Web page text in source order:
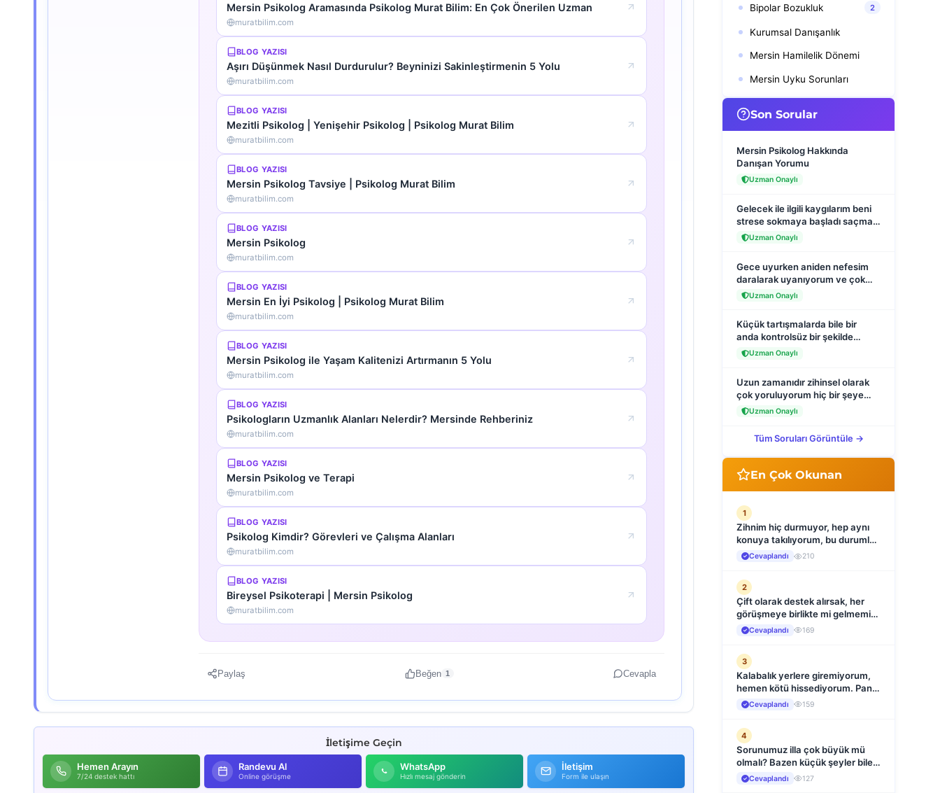
Mersin Psikolog Aramasında Psikolog Murat Bilim: En Çok Önerilen Uzman
muratbilim.com
BLOG YAZISI
Aşırı Düşünmek Nasıl Durdurulur? Beyninizi Sakinleştirmenin 5 Yolu
muratbilim.com
BLOG YAZISI
Mezitli Psikolog | Yenişehir Psikolog | Psikolog Murat Bilim
muratbilim.com
BLOG YAZISI
Mersin Psikolog Tavsiye | Psikolog Murat Bilim
muratbilim.com
BLOG YAZISI
Mersin Psikolog
muratbilim.com
BLOG YAZISI
Mersin En İyi Psikolog | Psikolog Murat Bilim
muratbilim.com
BLOG YAZISI
Mersin Psikolog ile Yaşam Kalitenizi Artırmanın 5 Yolu
muratbilim.com
BLOG YAZISI
Psikologların Uzmanlık Alanları Nelerdir? Mersinde Rehberiniz
muratbilim.com
BLOG YAZISI
Mersin Psikolog ve Terapi
muratbilim.com
BLOG YAZISI
Psikolog Kimdir? Görevleri ve Çalışma Alanları
muratbilim.com
BLOG YAZISI
Bireysel Psikoterapi | Mersin Psikolog
muratbilim.com
Paylaş Beğen 1 Cevapla
İletişime Geçin
Hemen Arayın
7/24 destek hattı
Randevu Al
Online görüşme
WhatsApp
Hızlı mesaj gönderin
İletişim
Form ile ulaşın
Bipolar Bozukluk 2
Kurumsal Danışanlık
Mersin Hamilelik Dönemi
Mersin Uyku Sorunları
Son Sorular
Mersin Psikolog Hakkında
Danışan Yorumu
Uzman Onaylı
Gelecek ile ilgili kaygılarım beni
strese sokmaya başladı saçma
sapan şeyler düşünüyorum
Uzman Onaylı
Gece uyurken aniden nefesim
daralarak uyanıyorum ve çok
korkuyorum ellerim ayaklarım
Uzman Onaylı
Küçük tartışmalarda bile bir
anda kontrolsüz bir şekilde
hemen bağırıyorum?
Uzman Onaylı
Uzun zamanıdır zihinsel olarak
çok yoruluyorum hiç bir şeye
adapte olamıyorum hipnoz
Uzman Onaylı
Tüm Soruları Görüntüle →
En Çok Okunan
1
Zihnim hiç durmuyor, hep aynı
konuya takılıyorum, bu durumla
nasıl başa çıkabilirim?
Cevaplandı 210
2
Çift olarak destek alırsak, her
görüşmeye birlikte mi gelmemiz
gerekiyor?
Cevaplandı 169
3
Kalabalık yerlere giremiyorum,
hemen kötü hissediyorum. Panik
atak böyle mi başlar?
Cevaplandı 159
4
Sorunumuz illa çok büyük mü
olmalı? Bazen küçük şeyler bile
bizi yıpratıyor, bu da terapi
Cevaplandı 127